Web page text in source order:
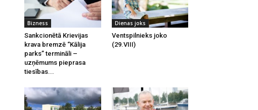
Bizness
Sankcionētā Krievijas
krava bremzē “Kālija
parks” termināli –
uzņēmums pieprasa
tiesības...
Dienas joks
Ventspilnieks joko
(29.VIII)